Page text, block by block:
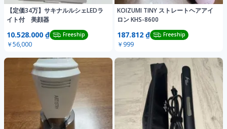
【定価34万】サキナルルシェLEDラ
イト付 美顔器
10.528.000 ₫ Freeship
￥56,000
KOIZUMI TINY ストレートヘアアイ
ロン KHS-8600
187.812 ₫ Freeship
￥999